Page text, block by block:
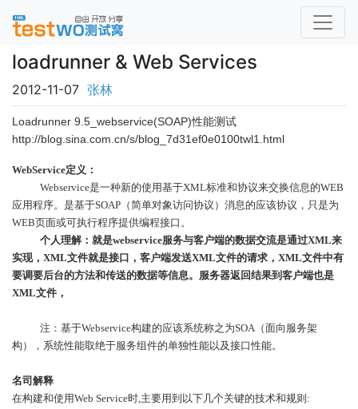
loadrunner & Web Services
2012-11-07 张林
Loadrunner 9.5_webservice(SOAP)性能测试
http://blog.sina.com.cn/s/blog_7d31ef0e0100twl1.html
WebService定义：
Webservice是一种新的使用基于XML标准和协议来交换信息的WEB
应用程序。是基于SOAP （简单对象访问协议）消息的应该协议，只是为
WEB页面或可执行程序提供编程接口。
个人理解：就是webservice服务与客户端的数据交流是通过XML来
实现， XML文件就是接口，客户端发送XML文件的请求， XML文件中有
要调要后台的方法和传送的数据等信息。服务器返回结果到客户端也是
XML文件，
注：基于Webservice构建的应该系统称之为SOA （面向服务架
构），系统性能取绝于服务组件的单独性能以及接口性能。
名司解释
在构建和使用Web Service时,主要用到以下几个关键的技术和规则 :